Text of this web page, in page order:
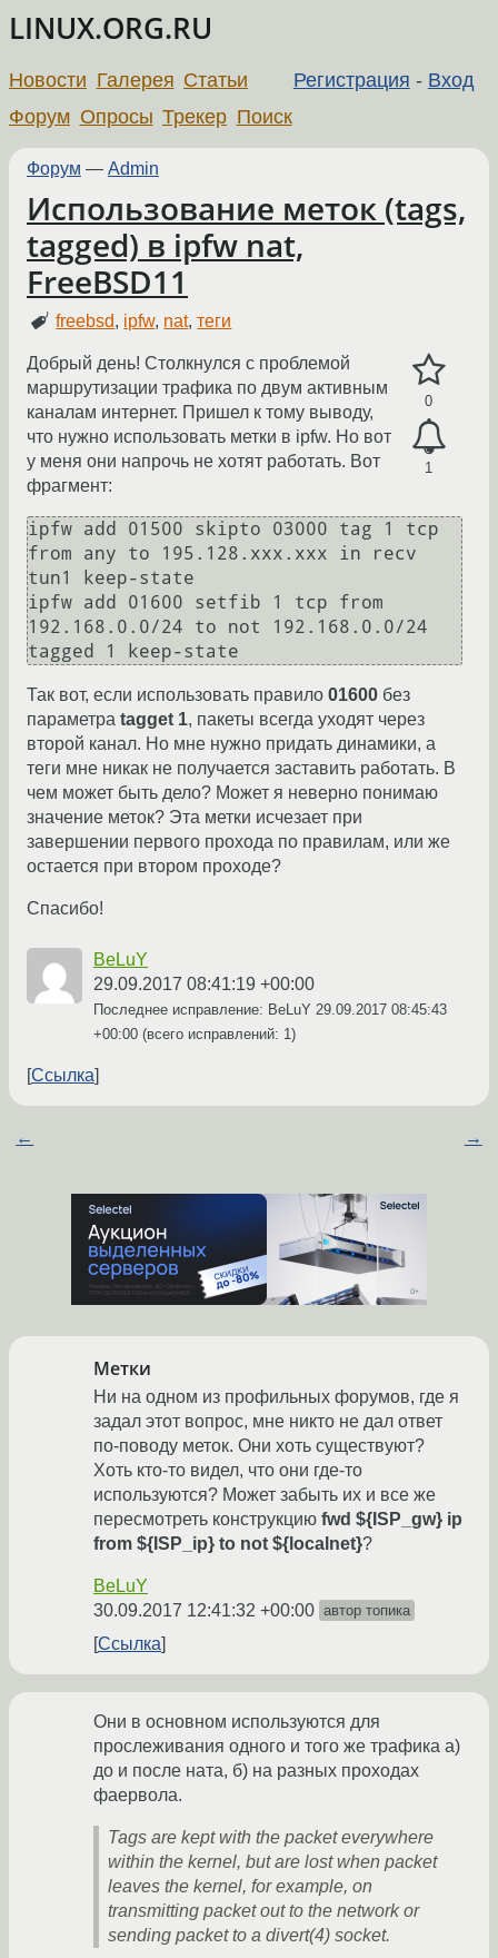
LINUX.ORG.RU
Регистрация - Вход
Новости Галерея Статьи
Форум Опросы Трекер Поиск
Форум — Admin
Использование меток (tags,
tagged) в ipfw nat,
FreeBSD11
freebsd, ipfw, nat,теги
0
1
Добрый день! Столкнулся с проблемой
маршрутизации трафика по двум активным
каналам интернет. Пришел к тому выводу,
что нужно использовать метки в ipfw. Но вот
у меня они напрочь не хотят работать. Вот
фрагмент:
ipfw add 01500 skipto 03000 tag 1 tcp
from any to 195.128.ххх.ххх in recv
tun1 keep-state
ipfw add 01600 setfib 1 tcp from
192.168.0.0/24 to not 192.168.0.0/24
tagged 1 keep-state
Так вот, если использовать правило 01600 без
параметра tagget 1, пакеты всегда уходят через
второй канал. Но мне нужно придать динамики, а
теги мне никак не получается заставить работать. В
чем может быть дело? Может я неверно понимаю
значение меток? Эта метки исчезает при
завершении первого прохода по правилам, или же
остается при втором проходе?
Спасибо!
BeLuY
29.09.2017 08:41:19 +00:00
Последнее исправление: BeLuY 29.09.2017 08:45:43
+00:00 (всего исправлений: 1)
Ссылка
← →
Метки
Ни на одном из профильных форумов, где я
задал этот вопрос, мне никто не дал ответ
по-поводу меток. Они хоть существуют?
Хоть кто-то видел, что они где-то
используются? Может забыть их и все же
пересмотреть конструкцию fwd ${ISP_gw} ip
from ${ISP_ip} to not ${localnet}?
BeLuY
30.09.2017 12:41:32 +00:00 автор топика
Ссылка
Они в основном используются для
прослеживания одного и того же трафика а)
до и после ната, б) на разных проходах
фаервола.
Tags are kept with the packet everywhere
within the kernel, but are lost when packet
leaves the kernel, for example, on
transmitting packet out to the network or
sending packet to a divert(4) socket.